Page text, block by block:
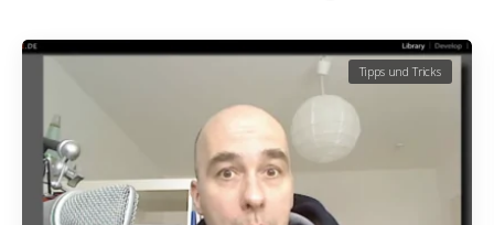
Tipps und Tricks